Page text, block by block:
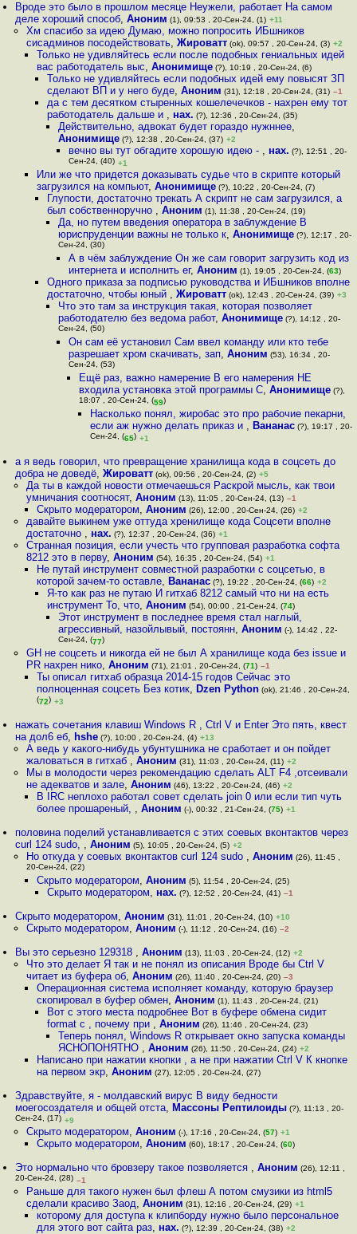
Вроде это было в прошлом месяце Неужели, работает На самом
деле хороший способ,Аноним (1), 09:53 , 20-Сен-24, (1) +11
Хм спасибо за идею Думаю, можно попросить ИБшников
сисадминов посодействовать, Жироватт(ok), 09:57 , 20-Сен-24, (3) +2
Только не удивляйтесь если после подобных гениальных идей
вас работодатель выс, Анонимище(?), 10:19 , 20-Сен-24, (6)
Только не удивляйтесь если подобных идей ему повысят ЗП
сделают ВП и у него буде,Аноним (31), 12:18 , 20-Сен-24, (31) –1
да с тем десятком стыренных кошелечечков - нахрен ему тот
работодатель дальше и , нах. (?), 12:36 , 20-Сен-24, (35)
Действительно, адвокат будет гораздо нужннее,
Анонимище(?), 12:38 , 20-Сен-24, (37) +2
вечно вы тут обгадите хорошую идею - , нах. (?), 12:51 , 20-
Сен-24, (40) +1
Или же что придется доказывать судье что в скрипте который
загрузился на компьют, Анонимище(?), 10:22 , 20-Сен-24, (7)
Глупости, достаточно трекать А скрипт не сам загрузился, а
был собственноручно ,Аноним (1), 11:38 , 20-Сен-24, (19)
Да, но путем введения оператора в заблуждение В
юриспруденции важны не только к, Анонимище(?), 12:17 , 20-
Сен-24, (30)
А в чём заблуждение Он же сам говорит загрузить код из
интернета и исполнить ег, Аноним (1), 19:05 , 20-Сен-24, (63)
Одного приказа за подписью руководства и ИБшников вполне
достаточно, чтобы юный ,Жироватт (ok), 12:43 , 20-Сен-24, (39) +3
Что это там за инструкция такая, которая позволяет
работодателю без ведома работ, Анонимище(?), 14:12 , 20-
Сен-24, (50)
Он сам её установил Сам ввел команду или кто тебе
разрешает хром скачивать, зап, Аноним (53), 16:34 , 20-
Сен-24, (53)
Ещё раз, важно намерение В его намерения НЕ
входила установка этой программы С,Анонимище (?),
18:07 , 20-Сен-24, (59)
Насколько понял, жиробас это про рабочие пекарни,
если аж нужно делать приказ и , Вананас(?), 19:17 , 20-
Сен-24, (65) +1
а я ведь говорил, что превращение хранилища кода в соцсеть до
добра не доведё,Жироватт (ok), 09:56 , 20-Сен-24, (2) +5
Да ты в каждой новости отмечаешься Раскрой мысль, как твои
умничания соотносят, Аноним (13), 11:05 , 20-Сен-24, (13) –1
Скрыто модератором, Аноним (26), 12:00 , 20-Сен-24, (26) +2
давайте выкинем уже оттуда хренилище кода Соцсети вполне
достаточно , нах. (?), 12:37 , 20-Сен-24, (36) +1
Странная позиция, если учесть что групповая разработка софта
8212 это в перву, Аноним (54), 16:35 , 20-Сен-24, (54) +1
Не путай инструмент совместной разработки с соцсетью, в
которой зачем-то оставле, Вананас(?), 19:22 , 20-Сен-24, (66) +2
Я-то как раз не путаю И гитхаб 8212 самый что ни на есть
инструмент То, что,Аноним (54), 00:00 , 21-Сен-24, (74)
Этот инструмент в последнее время стал наглый,
агрессивный, назойлывый, постоянн, Аноним (-), 14:42 , 22-
Сен-24, (77)
GH не соцсеть и никогда ей не был А хранилище кода без issue и
PR нахрен нико, Аноним (71), 21:01 , 20-Сен-24, (71) –1
Ты описал гитхаб образца 2014-15 годов Сейчас это
полноценная соцсеть Без котик, Dzen Python(ok), 21:46 , 20-Сен-24,
(72) +3
нажать сочетания клавиш Windows R , Ctrl V и Enter Это пять, квест
на дол6 еб, hshe (?), 10:00 , 20-Сен-24, (4) +13
А ведь у какого-нибудь убунтушника не сработает и он пойдет
жаловаться в гитхаб , Аноним (31), 11:03 , 20-Сен-24, (11) +2
Мы в молодости через рекомендацию сделать ALT F4 ,отсеивали
не адекватов и зале, Аноним (46), 13:22 , 20-Сен-24, (46) +2
В IRC неплохо работал совет сделать join 0 или если тип чуть
более прошареный, , Аноним (-), 00:32 , 21-Сен-24, (75) +1
половина поделий устанавливается с этих соевых вконтактов через
curl 124 sudo, ,Аноним (5), 10:05 , 20-Сен-24, (5) +2
Но откуда у соевых вконтактов curl 124 sudo , Аноним (26), 11:45 ,
20-Сен-24, (22)
Скрыто модератором, Аноним (5), 11:54 , 20-Сен-24, (25)
Скрыто модератором, нах. (?), 12:52 , 20-Сен-24, (41) –1
Скрыто модератором,Аноним (31), 11:01 , 20-Сен-24, (10) +10
Скрыто модератором, Аноним (-), 11:12 , 20-Сен-24, (16) –2
Вы это серьезно 129318 ,Аноним (13), 11:03 , 20-Сен-24, (12) +2
Что это делает Я так и не понял из описания Вроде бы Ctrl V
читает из буфера об, Аноним (26), 11:40 , 20-Сен-24, (20) –3
Операционная система исполняет команду, которую браузер
скопировал в буфер обмен, Аноним (1), 11:43 , 20-Сен-24, (21)
Вот с этого места подробнее Вот в буфере обмена сидит
format c , почему при ,Аноним (26), 11:46 , 20-Сен-24, (23)
Теперь понял, Windows R открывает окно запуска команды
ЯСНОПОНЯТНО , Аноним (26), 11:50 , 20-Сен-24, (24) +2
Написано при нажатии кнопки , а не при нажатии Ctrl V К кнопке
на первом экр, Аноним (27), 12:05 , 20-Сен-24, (27)
Здравствуйте, я - молдавский вирус В виду бедности
моегосоздателя и общей отста, Массоны Рептилоиды (?), 11:13 , 20-
Сен-24, (17) +9
Скрыто модератором, Аноним (-), 17:16 , 20-Сен-24, (57) +1
Скрыто модератором, Аноним (60), 18:17 , 20-Сен-24, (60)
Это нормально что бровзеру такое позволяется ,Аноним (26), 12:11 ,
20-Сен-24, (28) –1
Раньше для такого нужен был флеш А потом смузики из html5
сделали красиво Заод, Аноним (31), 12:16 , 20-Сен-24, (29) +1
которому для доступа к клипборду нужно было персональное
для этого вот сайта раз, нах. (?), 12:39 , 20-Сен-24, (38) +2